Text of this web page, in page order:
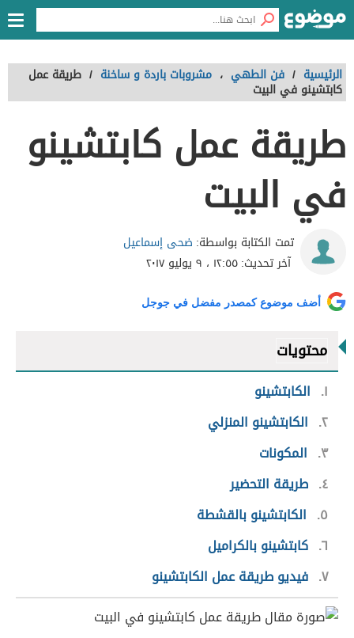
الرئيسية / فن الطهي ، مشروبات باردة و ساخنة / طريقة عمل
كابتشينو في البيت
طريقة عمل كابتشينو
في البيت
تمت الكتابة بواسطة: ضحى إسماعيل
آخر تحديث:١٢:٥٥ ، ٩ يوليو ٢٠١٧
أضف موضوع كمصدر مفضل في جوجل
محتويات
١
الكابتشينو
٢ الكابتشينو المنزلي
٣
المكونات
٤ طريقة التحضير
٥
الكابتشينو بالقشطة
٦ كابتشينو بالكراميل
٧ فيديو طريقة عمل الكابتشينو